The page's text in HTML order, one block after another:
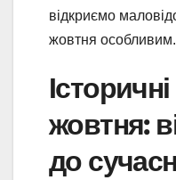
відкриємо
жовтня особливим.
жовтня:
до